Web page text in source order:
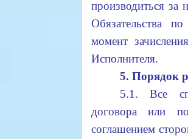
производиться за
Обязательства
момент
Исполнителя.
5. Порядок
5.1. Все
договора или
соглашением